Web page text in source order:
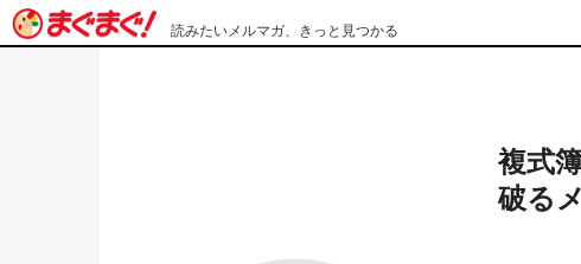
読みたいメルマガ、きっと見つかる
複式
破る